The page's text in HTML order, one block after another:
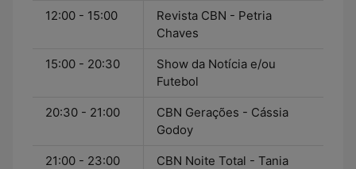
12:00 - 15:00
Revista CBN - Petria
Chaves
15:00 - 20:30
Show da Notícia e/ou
Futebol
20:30 - 21:00
CBN Gerações - Cássia
Godoy
21:00 - 23:00
CBN Noite Total - Tania